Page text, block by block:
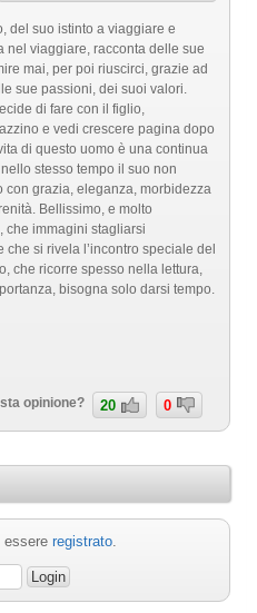
del suo istinto a viaggiare e
nel viaggiare, racconta delle sue
mai, per poi riuscirci, grazie ad
sue passioni, dei suoi valori.
di fare con il figlio,
e vedi crescere pagina dopo
di questo uomo è una continua
stesso tempo il suo non
con grazia, eleganza, morbidezza
Bellissimo, e molto
che immagini stagliarsi
che si rivela l’incontro speciale del
che ricorre spesso nella lettura,
bisogna solo darsi tempo.
opinione? 20 0
essere registrato.